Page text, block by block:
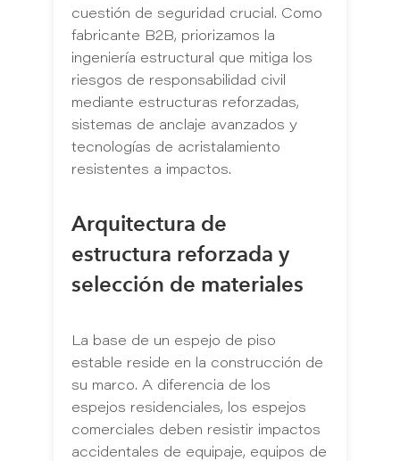
cuestión de seguridad crucial. Como
fabricante B2B, priorizamos la
ingeniería estructural que mitiga los
riesgos de responsabilidad civil
mediante estructuras reforzadas,
sistemas de anclaje avanzados y
tecnologías de acristalamiento
resistentes a impactos.
Arquitectura de
estructura reforzada y
selección de materiales
La base de un espejo de piso
estable reside en la construcción de
su marco. A diferencia de los
espejos residenciales, los espejos
comerciales deben resistir impactos
accidentales de equipaje, equipos de